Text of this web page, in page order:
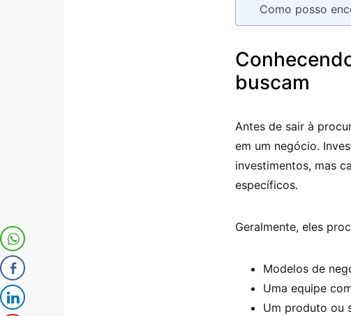
Como posso
buscam
Antes de sair à
em um negócio.
investimentos, mas
específicos.
Geralmente, eles
Modelos de
Uma equipe
Um produto ou